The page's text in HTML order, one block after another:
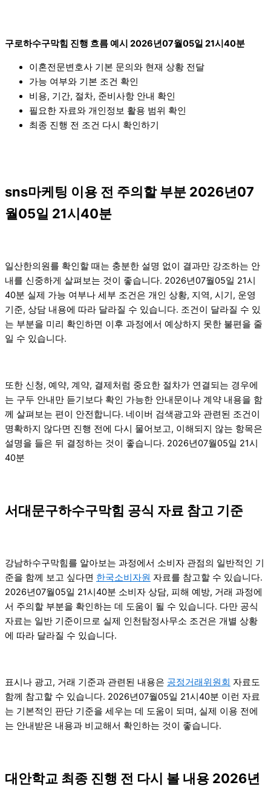
구로하수구막힘 진행 흐름 예시 2026년07월05일 21시40분
이혼전문변호사 기본 문의와 현재 상황 전달
가능 여부와 기본 조건 확인
비용, 기간, 절차, 준비사항 안내 확인
필요한 자료와 개인정보 활용 범위 확인
최종 진행 전 조건 다시 확인하기
sns마케팅 이용 전 주의할 부분 2026년07
월05일 21시40분
일산한의원를 확인할 때는 충분한 설명 없이 결과만 강조하는 안
내를 신중하게 살펴보는 것이 좋습니다. 2026년07월05일 21시
40분 실제 가능 여부나 세부 조건은 개인 상황, 지역, 시기, 운영
기준, 상담 내용에 따라 달라질 수 있습니다. 조건이 달라질 수 있
는 부분을 미리 확인하면 이후 과정에서 예상하지 못한 불편을 줄
일 수 있습니다.
또한 신청, 예약, 계약, 결제처럼 중요한 절차가 연결되는 경우에
는 구두 안내만 듣기보다 확인 가능한 안내문이나 계약 내용을 함
께 살펴보는 편이 안전합니다. 네이버 검색광고와 관련된 조건이
명확하지 않다면 진행 전에 다시 물어보고, 이해되지 않는 항목은
설명을 들은 뒤 결정하는 것이 좋습니다. 2026년07월05일 21시
40분
서대문구하수구막힘 공식 자료 참고 기준
강남하수구막힘를 알아보는 과정에서 소비자 관점의 일반적인 기
준을 함께 보고 싶다면 한국소비자원 자료를 참고할 수 있습니다.
2026년07월05일 21시40분 소비자 상담, 피해 예방, 거래 과정에
서 주의할 부분을 확인하는 데 도움이 될 수 있습니다. 다만 공식
자료는 일반 기준이므로 실제 인천탐정사무소 조건은 개별 상황
에 따라 달라질 수 있습니다.
표시나 광고, 거래 기준과 관련된 내용은 공정거래위원회 자료도
함께 참고할 수 있습니다. 2026년07월05일 21시40분 이런 자료
는 기본적인 판단 기준을 세우는 데 도움이 되며, 실제 이용 전에
는 안내받은 내용과 비교해서 확인하는 것이 좋습니다.
대안학교 최종 진행 전 다시 볼 내용 2026년